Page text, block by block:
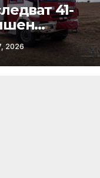
41-
за
край
поляна
2026